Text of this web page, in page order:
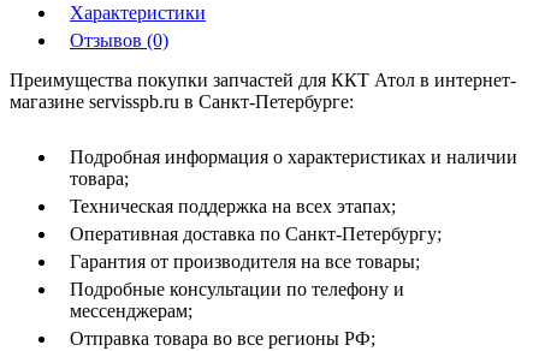
Характеристики
Отзывов (0)
Преимущества покупки запчастей для ККТ Атол в интернет-
магазине servisspb.ru в Санкт-Петербурге:
Подробная информация о характеристиках и наличии
товара;
Техническая поддержка на всех этапах;
Оперативная доставка по Санкт-Петербургу;
Гарантия от производителя на все товары;
Подробные консультации по телефону и
мессенджерам;
Отправка товара во все регионы РФ;